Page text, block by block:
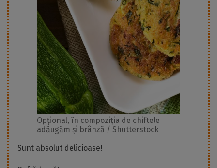
Opțional, în compoziția de chiftele
adăugăm și brânză / Shutterstock
Sunt absolut delicioase!